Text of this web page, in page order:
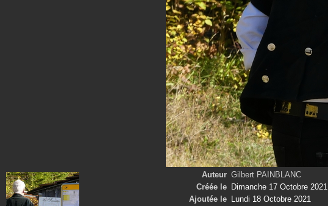
Auteur Gilbert PAINBLANC
Créée le Dimanche 17 Octobre 2021
Ajoutée le Lundi 18 Octobre 2021